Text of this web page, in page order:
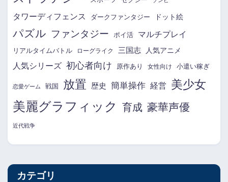
タワーディフェンス ダークファンタジー ドット絵
パズル ファンタジー ポイ活 マルチプレイ
リアルタイムバトル ローグライク 三国志 人気アニメ
人気シリーズ 初心者向け 原作あり 女性向け 小遣い稼ぎ
恋愛ゲーム 戦国 放置 歴史 簡単操作 経営 美少女
美麗グラフィック 育成 豪華声優
近代戦争
カテゴリ